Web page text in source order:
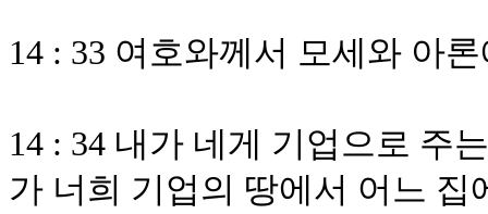
14 : 33 여호와께서 모세와 아
14 : 34 내가 네게 기업으로 주
가 너희 기업의 땅에서 어느